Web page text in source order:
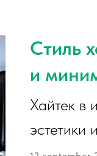
Стиль
и
Хайтек в
эстетики